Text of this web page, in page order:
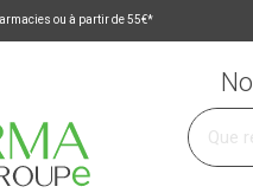
ou à partir de 55€*
en ligne à votre